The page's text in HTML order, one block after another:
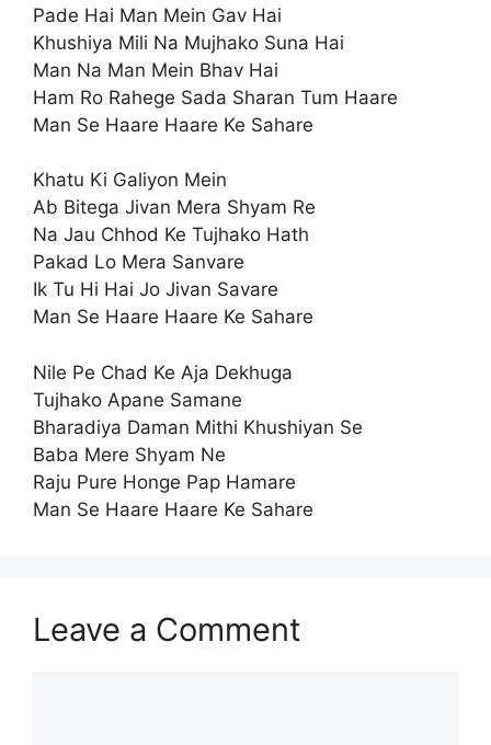
Pade Hai Man Mein Gav Hai
Khushiya Mili Na Mujhako Suna Hai
Man Na Man Mein Bhav Hai
Ham Ro Rahege Sada Sharan Tum Haare
Man Se Haare Haare Ke Sahare
Khatu Ki Galiyon Mein
Ab Bitega Jivan Mera Shyam Re
Na Jau Chhod Ke Tujhako Hath
Pakad Lo Mera Sanvare
Ik Tu Hi Hai Jo Jivan Savare
Man Se Haare Haare Ke Sahare
Nile Pe Chad Ke Aja Dekhuga
Tujhako Apane Samane
Bharadiya Daman Mithi Khushiyan Se
Baba Mere Shyam Ne
Raju Pure Honge Pap Hamare
Man Se Haare Haare Ke Sahare
Leave a Comment